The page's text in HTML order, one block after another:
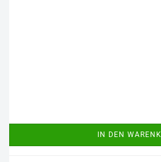
IN DEN